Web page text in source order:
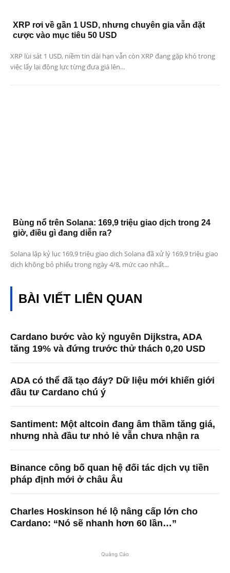
XRP rơi về gần 1 USD, nhưng chuyên gia vẫn đặt
cược vào mục tiêu 50 USD
XRP lùi sát 1 USD, niềm tin dài hạn vẫn còn XRP đang gặp khó trong
việc lấy lại động lực từng đưa giá lên...
Bùng nổ trên Solana: 169,9 triệu giao dịch trong 24
giờ, điều gì đang diễn ra?
Solana lập kỷ lục 169,9 triệu giao dịch Solana đã xử lý 169,9 triệu giao
dịch không bỏ phiếu trong ngày 4/8, mức cao nhất...
BÀI VIẾT LIÊN QUAN
Cardano bước vào kỷ nguyên Dijkstra, ADA
tăng 19% và đứng trước thử thách 0,20 USD
ADA có thể đã tạo đáy? Dữ liệu mới khiến giới
đầu tư Cardano chú ý
Santiment: Một altcoin đang âm thầm tăng giá,
nhưng nhà đầu tư nhỏ lẻ vẫn chưa nhận ra
Binance công bố quan hệ đối tác dịch vụ tiền
pháp định mới ở châu Âu
Charles Hoskinson hé lộ nâng cấp lớn cho
Cardano: “Nó sẽ nhanh hơn 60 lần…”
Quảng Cáo